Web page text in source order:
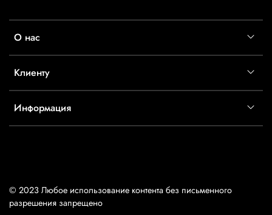
О нас
Клиенту
Информация
© 2023 Любое использование контента без письменного
разрешения запрещено